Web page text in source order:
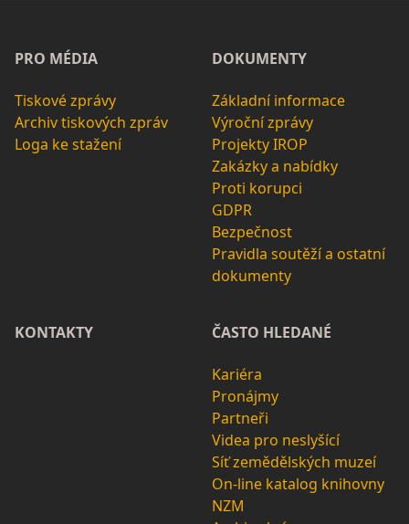
PRO MÉDIA
Tiskové zprávy
Archiv tiskových zpráv
Loga ke stažení
DOKUMENTY
Základní informace
Výroční zprávy
Projekty IROP
Zakázky a nabídky
Proti korupci
GDPR
Bezpečnost
Pravidla soutěží a ostatní
dokumenty
KONTAKTY ČASTO HLEDANÉ
Kariéra
Pronájmy
Partneři
Videa pro neslyšící
Síť zemědělských muzeí
On-line katalog knihovny
NZM